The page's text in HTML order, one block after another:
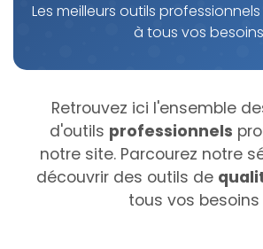
Les meilleurs outils
à tous vos besoins
Retrouvez ici l'ensemble
d'outils professionnels
notre site. Parcourez notre
découvrir des outils de
tous vos besoins